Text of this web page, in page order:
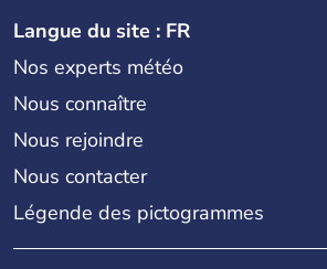
Langue du site : FR
Nos experts météo
Nous connaître
Nous rejoindre
Nous contacter
Légende des pictogrammes